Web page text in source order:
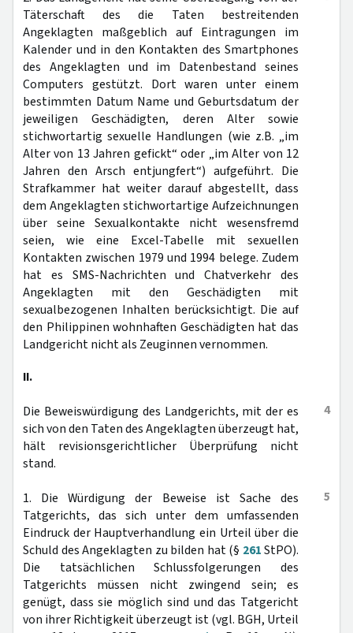
Täterschaft des die Taten bestreitenden
Angeklagten maßgeblich auf Eintragungen im
Kalender und in den Kontakten des Smartphones
des Angeklagten und im Datenbestand seines
Computers gestützt. Dort waren unter einem
bestimmten Datum Name und Geburtsdatum der
jeweiligen Geschädigten, deren Alter sowie
stichwortartig sexuelle Handlungen (wie z.B. „im
Alter von 13 Jahren gefickt“ oder „im Alter von 12
Jahren den Arsch entjungfert“) aufgeführt. Die
Strafkammer hat weiter darauf abgestellt, dass
dem Angeklagten stichwortartige Aufzeichnungen
über seine Sexualkontakte nicht wesensfremd
seien, wie eine Excel-Tabelle mit sexuellen
Kontakten zwischen 1979 und 1994 belege. Zudem
hat es SMS-Nachrichten und Chatverkehr des
Angeklagten mit den Geschädigten mit
sexualbezogenen Inhalten berücksichtigt. Die auf
den Philippinen wohnhaften Geschädigten hat das
Landgericht nicht als Zeuginnen vernommen.
II.
4
Die Beweiswürdigung des Landgerichts, mit der es
sich von den Taten des Angeklagten überzeugt hat,
hält revisionsgerichtlicher Überprüfung nicht
stand.
5
1. Die Würdigung der Beweise ist Sache des
Tatgerichts, das sich unter dem umfassenden
Eindruck der Hauptverhandlung ein Urteil über die
Schuld des Angeklagten zu bilden hat (§ 261StPO).
Die tatsächlichen Schlussfolgerungen des
Tatgerichts müssen nicht zwingend sein; es
genügt, dass sie möglich sind und das Tatgericht
von ihrer Richtigkeit überzeugt ist (vgl. BGH, Urteil